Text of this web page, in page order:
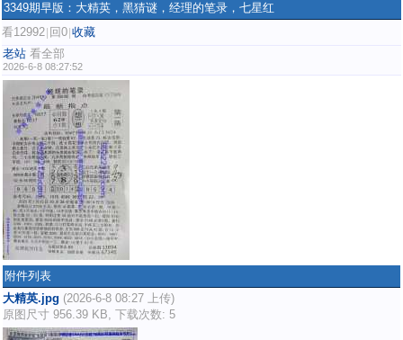
3349期早版：大精英，黑猜谜，经理的笔录，七星红
看12992 回0 收藏
老站 看全部
2026-6-8 08:27:52
附件列表
大精英.jpg (2026-6-8 08:27 上传)
原图尺寸 956.39 KB, 下载次数: 5